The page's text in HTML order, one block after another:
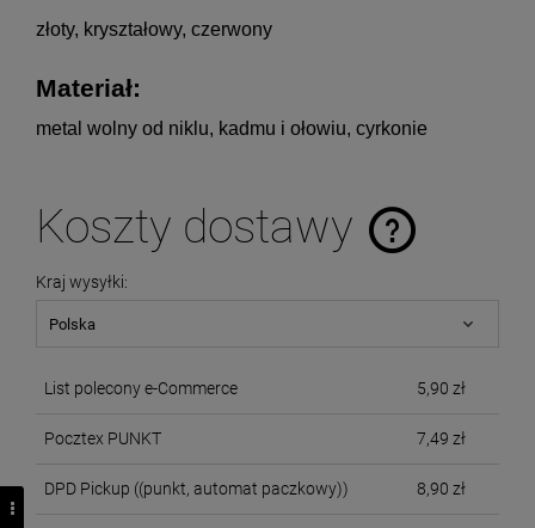
złoty, kryształowy, czerwony
Materiał:
metal wolny od niklu, kadmu i ołowiu, cyrkonie
Koszty dostawy
Cena nie zawiera ewentualnych kosztów płatności
Kraj wysyłki:
List polecony e-Commerce 5,90 zł
Pocztex PUNKT 7,49 zł
DPD Pickup ((punkt, automat paczkowy)) 8,90 zł